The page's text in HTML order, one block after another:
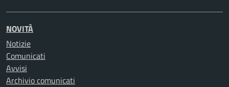
NOVITÀ
Notizie
Comunicati
Avvisi
Archivio comunicati